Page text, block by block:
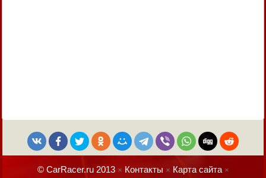
© CarRacer.ru 2013× Контакты × Карта сайта×